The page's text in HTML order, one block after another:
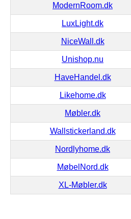
ModernRoom.dk
LuxLight.dk
NiceWall.dk
Unishop.nu
HaveHandel.dk
Likehome.dk
Møbler.dk
Wallstickerland.dk
Nordlyhome.dk
MøbelNord.dk
XL-Møbler.dk